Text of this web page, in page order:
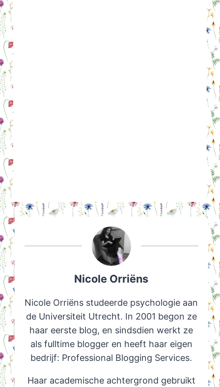
Nicole Orriëns
Nicole Orriëns studeerde psychologie aan
de Universiteit Utrecht. In 2001 begon ze
haar eerste blog, en sindsdien werkt ze
als fulltime blogger en heeft haar eigen
bedrijf: Professional Blogging Services.
Haar academische achtergrond gebruikt